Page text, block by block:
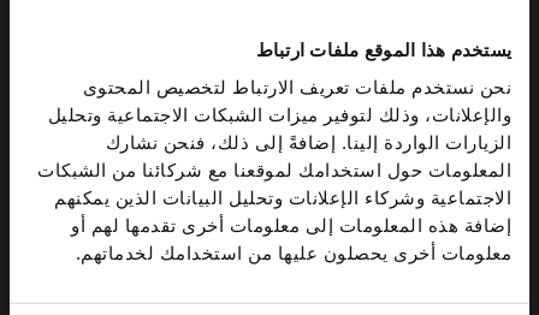
يستخدم هذا الموقع ملفات ارتباط
نحن نستخدم ملفات تعريف الارتباط لتخصيص المحتوى
والإعلانات، وذلك لتوفير ميزات الشبكات الاجتماعية وتحليل
الزيارات الواردة إلينا. إضافةً إلى ذلك، فنحن نشارك
المعلومات حول استخدامك لموقعنا مع شركائنا من الشبكات
الاجتماعية وشركاء الإعلانات وتحليل البيانات الذين يمكنهم
إضافة هذه المعلومات إلى معلومات أخرى تقدمها لهم أو
معلومات أخرى يحصلون عليها من استخدامك لخدماتهم.
هل يمكن أن يكون الكاري
صحيًا؟
لقد قمنا بتجميع بعض
الوصفات البديلة اللذيذة
لتجربتها، ويمكن تحضيرها
بالسرعة التي يستغرقها
وصول المنتج.
من سفوح جبال
الهيمالايا، إلى بدايات
متواضعة في المملكة
المتحدة، إلى 50 عامًا لا
تصدق مليئة بالإبداع
والمشاركة والالتزام
بجلب أجود أنواع الأرز.